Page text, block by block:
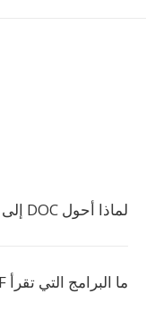
لماذا أحول DOC إلى RTF؟
ما البرامج التي تقرأ RTF؟